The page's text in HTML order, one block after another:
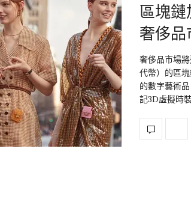
區塊鏈
奢侈品
奢侈品市場
代幣）的區
的數字藝術
記3D虛擬時